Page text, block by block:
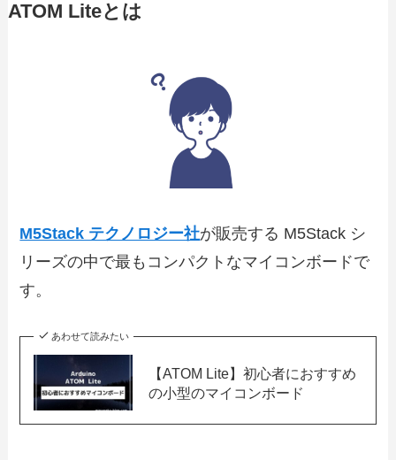
ATOM Liteとは
M5Stack テクノロジー社が販売する M5Stack シ
リーズの中で最もコンパクトなマイコンボードで
す。
あわせて読みたい
【ATOM Lite】初心者におすすめ
の小型のマイコンボード